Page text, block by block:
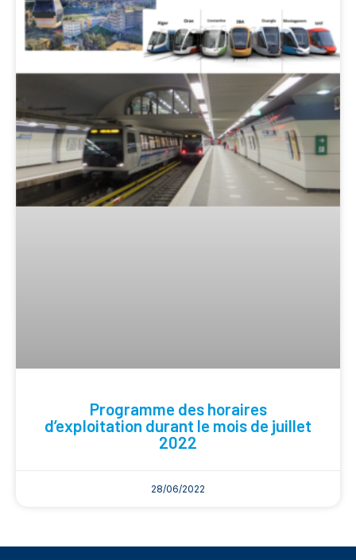
Programme des horaires
d’exploitation durant le mois de juillet
2022
28/06/2022